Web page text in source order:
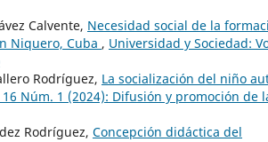
Calvente, Necesidad social de la
Niquero, Cuba , Universidad y Sociedad:
Rodríguez, La socialización del niño
Núm. 1 (2024): Difusión y promoción de
Rodríguez, Concepción didáctica del